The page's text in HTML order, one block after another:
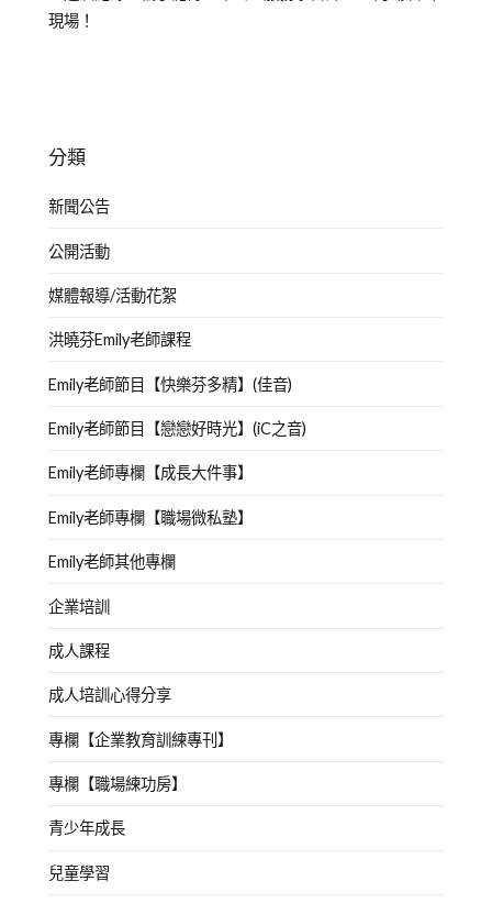
現場！
分類
新聞公告
公開活動
媒體報導/活動花絮
洪曉芬Emily老師課程
Emily老師節目【快樂芬多精】(佳音)
Emily老師節目【戀戀好時光】(iC之音)
Emily老師專欄【成長大件事】
Emily老師專欄【職場微私塾】
Emily老師其他專欄
企業培訓
成人課程
成人培訓心得分享
專欄【企業教育訓練專刊】
專欄【職場練功房】
青少年成長
兒童學習